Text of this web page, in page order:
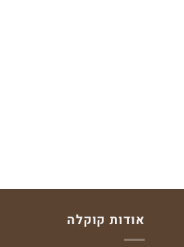
אודות קוקלה